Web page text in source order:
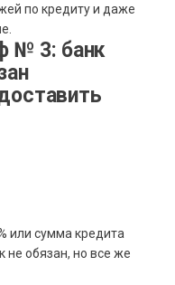
по кредиту и даже
или сумма кредита
обязан, но все же